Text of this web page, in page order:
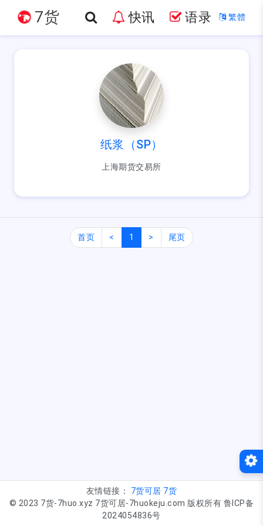
7货 快讯 语录 繁體
纸浆（SP）
上海期货交易所
首页 < 1 > 尾页
友情链接： 7货可居 7货
© 2023 7货-7huo.xyz 7货可居-7huokeju.com 版权所有 鲁ICP备
2024054836号